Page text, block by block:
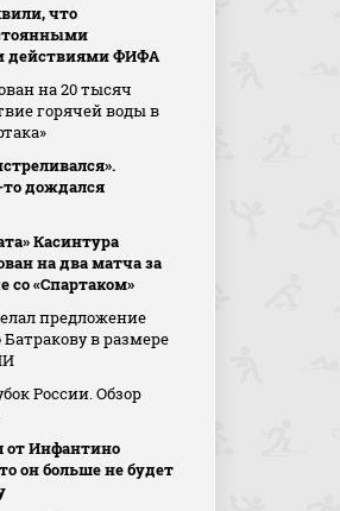
что
действиями ФИФА
на 20 тысяч
горячей воды в
дождался
Касинтура
на два матча за
со «Спартаком»
предложение
в размере
России. Обзор
от Инфантино
он больше не будет